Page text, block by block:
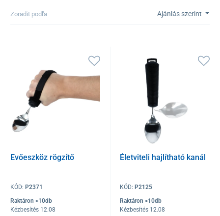
Zoradit podľa Ajánlás szerint
Evőeszköz rögzítő
KÓD: P2371
Raktáron >10db
Kézbesítés 12.08
Életviteli hajlítható kanál
KÓD:P2125
Raktáron >10db
Kézbesítés 12.08